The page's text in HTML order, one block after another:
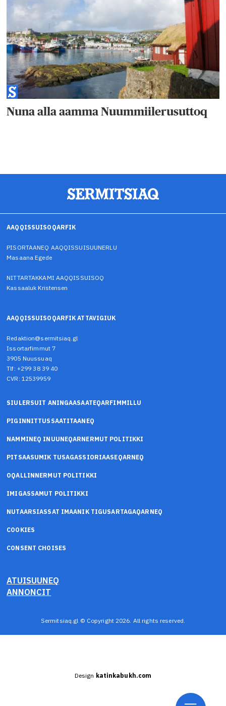
Nuna alla aamma Nuummiilerusuttoq
AAQQISSUISOQARFIK
PISORTAANEQ AAQQISSUISUUNERLU
Masaana Egede
NITTARTAKKAMI AAQQISSUISOQ
Kassaaluk Kristensen
AAQQISSUISOQARFIK ATTAVIGIUK
Redaktion@sermitsiaq.gl
Issortarfimmut 7
3905 Nuussuaq
Tlf: +299 38 39 40
CVR: 12539959
SIULERSUIT ANINGAASAATEQARFIMMILLU
PIGINNITTUSSAATITAANEQ
NAMMINEQ INUUNEQARNERMUT POLITIKKI
PITSAASUMIK TUSAGASSIORIAASEQARNEQ
OQALLINNERMUT POLITIKKI
IMIGASSAMUT POLITIKKI
NUTAARSIASSAT IMAANIK TIGUSARTAGAQARNEQ
COOKIES
CONSENT CHOISES
ATUISUUNEQ
ANNONCIT
Sermitsiaq.gl © Copyright 2026. All rights reserved.
Design katinkabukh.com